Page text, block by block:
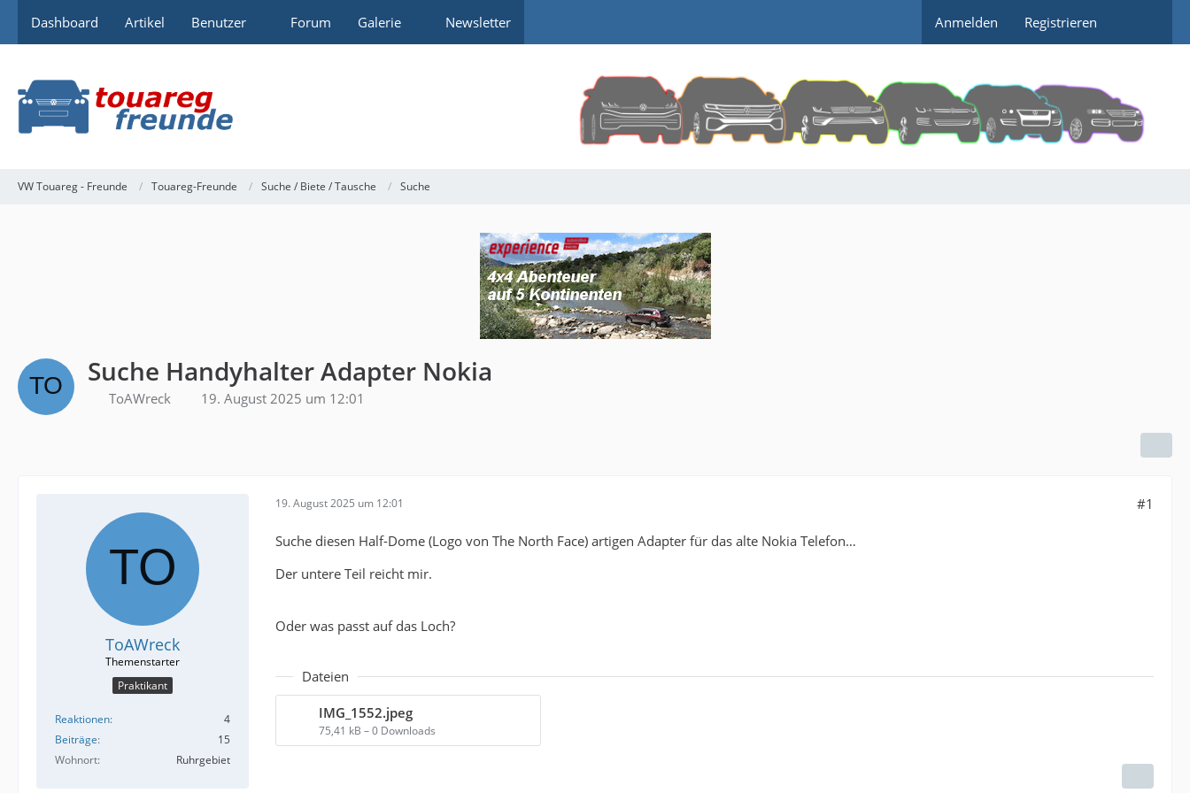
Dashboard Artikel Benutzer Forum Galerie Newsletter Anmelden Registrieren
VW Touareg - Freunde Touareg-Freunde Suche / Biete / Tausche Suche
Suche Handyhalter Adapter Nokia
ToAWreck 19. August 2025 um 12:01
ToAWreck
Praktikant
Reaktionen
4
Beiträge
15
Wohnort
Ruhrgebiet
19. August 2025 um 12:01 #1
Suche diesen Half-Dome (Logo von The North Face) artigen Adapter für das alte Nokia Telefon…
Der untere Teil reicht mir.
Oder was passt auf das Loch?
Dateien
IMG_1552.jpeg
75,41 kB – 0 Downloads